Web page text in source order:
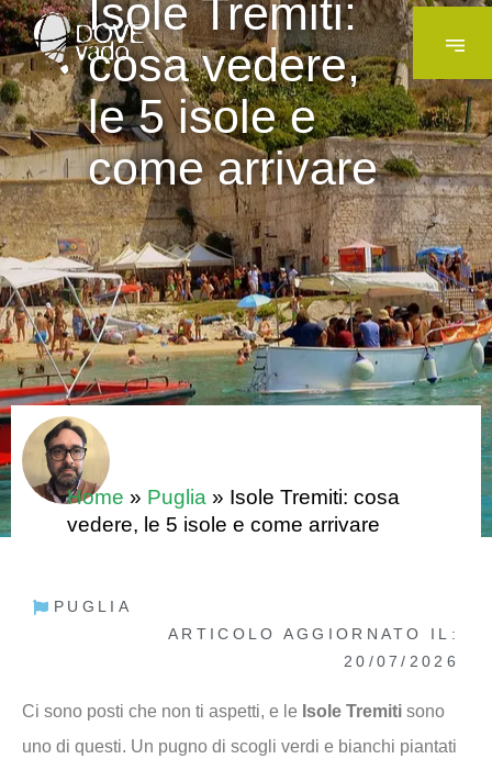
Isole Tremiti:
cosa vedere,
le 5 isole e
come arrivare
Home » Puglia » Isole Tremiti: cosa
vedere, le 5 isole e come arrivare
PUGLIA
ARTICOLO AGGIORNATO IL:
20/07/2026
Ci sono posti che non ti aspetti, e le Isole Tremiti sono
uno di questi. Un pugno di scogli verdi e bianchi piantati